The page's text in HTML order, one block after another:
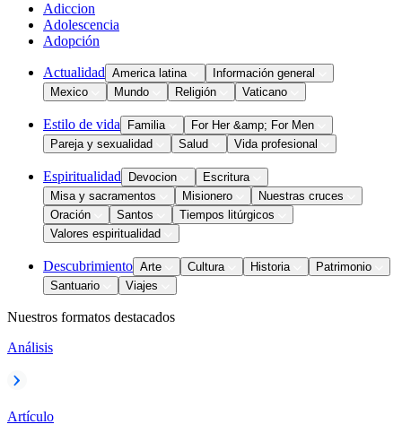
Adiccion
Adolescencia
Adopción
Actualidad America latina
Información general
Mexico
Mundo Religión Vaticano
Estilo de vida Familia
For Her &amp; For Men
Pareja y sexualidad
Salud Vida profesional
Espiritualidad Devocion
Escritura
Misa y sacramentos
Misionero
Nuestras cruces
Oración
Santos
Tiempos litúrgicos
Valores espiritualidad
Descubrimiento Arte Cultura Historia
Patrimonio
Santuario
Viajes
Nuestros formatos destacados
Análisis
Artículo